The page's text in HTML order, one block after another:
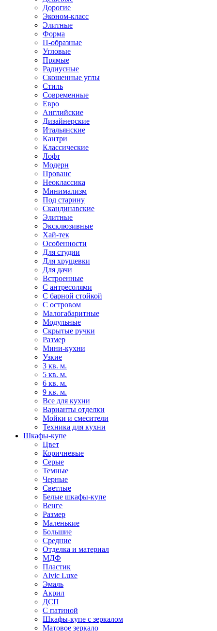
Дорогие
Эконом-класс
Элитные
Форма
П-образные
Угловые
Прямые
Радиусные
Скошенные углы
Стиль
Современные
Евро
Английские
Дизайнерские
Итальянские
Кантри
Классические
Лофт
Модерн
Прованс
Неоклассика
Минимализм
Под старину
Скандинавские
Элитные
Эксклюзивные
Хай-тек
Особенности
Для студии
Для хрущевки
Для дачи
Встроенные
С антресолями
С барной стойкой
С островом
Малогабаритные
Модульные
Скрытые ручки
Размер
Мини-кухни
Узкие
3 кв. м.
5 кв. м.
6 кв. м.
9 кв. м.
Все для кухни
Варианты отделки
Мойки и смесители
Техника для кухни
Шкафы-купе
Цвет
Коричневые
Серые
Темные
Черные
Светлые
Белые шкафы-купе
Венге
Размер
Маленькие
Большие
Средние
Отделка и материал
МДФ
Пластик
Alvic Luxe
Эмаль
Акрил
ДСП
С патиной
Шкафы-купе с зеркалом
Матовое зеркало